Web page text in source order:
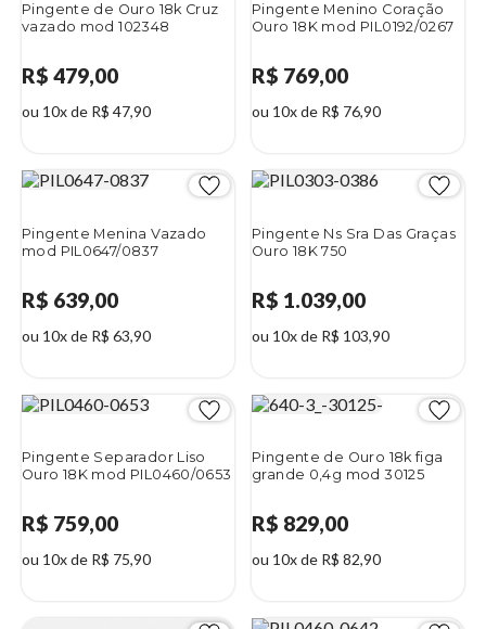
Pingente de Ouro 18k Cruz
vazado mod 102348
R$ 479,00
ou 10x de R$ 47,90
Pingente Menino Coração
Ouro 18K mod PIL0192/0267
R$ 769,00
ou 10x de R$ 76,90
Pingente Menina Vazado
mod PIL0647/0837
R$ 639,00
ou 10x de R$ 63,90
Pingente Ns Sra Das Graças
Ouro 18K 750
R$ 1.039,00
ou 10x de R$ 103,90
Pingente Separador Liso
Ouro 18K mod PIL0460/0653
R$ 759,00
ou 10x de R$ 75,90
Pingente de Ouro 18k figa
grande 0,4g mod 30125
R$ 829,00
ou 10x de R$ 82,90